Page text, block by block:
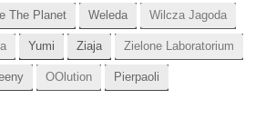
The Planet Weleda Wilcza Jagoda
Yumi Ziaja Zielone Laboratorium
OOlution Pierpaoli